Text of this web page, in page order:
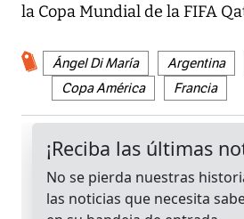
la Copa Mundial de la FIFA
Ángel Di María Argentina
Copa América
Francia